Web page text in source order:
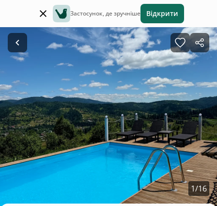
Застосунок, де зручніше Відкрити
1/16